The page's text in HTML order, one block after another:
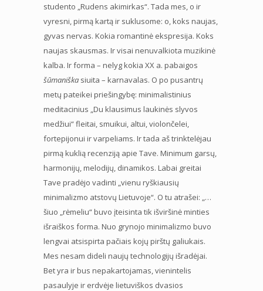
studento „Rudens akimirkas“. Tada mes, o ir
vyresni, pirmą kartą ir suklusome: o, koks naujas,
gyvas nervas. Kokia romantinė ekspresija. Koks
naujas skausmas. Ir visai nenuvalkiota muzikinė
kalba. Ir forma – nelyg kokia XX a. pabaigos
šūmaniška siuita – karnavalas. O po pusantrų
metų pateikei priešingybę: minimalistinius
meditacinius „Du klausimus laukinės slyvos
medžiui“ fleitai, smuikui, altui, violončelei,
fortepijonui ir varpeliams. Ir tada aš trinktelėjau
pirmą kuklią recenziją apie Tave. Minimum garsų,
harmonijų, melodijų, dinamikos. Labai greitai
Tave pradėjo vadinti „vienu ryškiausių
minimalizmo atstovų Lietuvoje“. O tu atrašei: „…
šiuo „rėmeliu“ buvo įteisinta tik išviršinė minties
išraiškos forma. Nuo grynojo minimalizmo buvo
lengvai atsispirta pačiais kojų pirštų galiukais.
Mes nesam dideli naujų technologijų išradėjai.
Bet yra ir bus nepakartojamas, vienintelis
pasaulyje ir erdvėje lietuviškos dvasios